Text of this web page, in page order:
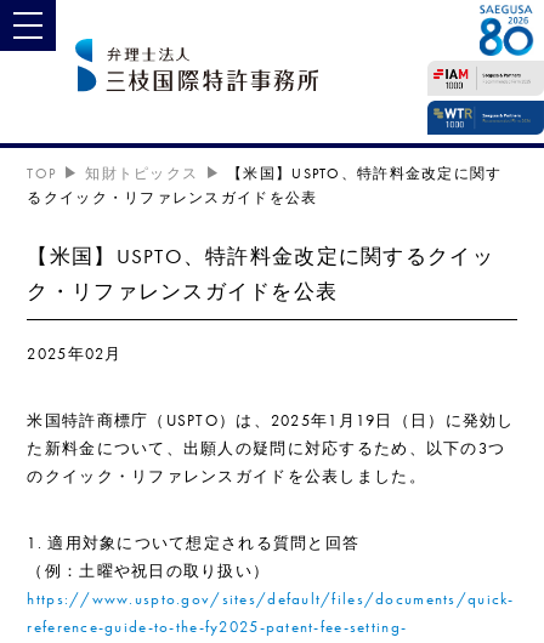
toggle navigation
TOP 知財トピックス
【米国】USPTO、特許料金改定に関す
るクイック・リファレンスガイドを公表
【米国】USPTO、特許料金改定に関するクイッ
ク・リファレンスガイドを公表
2025年02月
米国特許商標庁（USPTO）は、2025年1月19日（日）に発効し
た新料金について、出願人の疑問に対応するため、以下の3つ
のクイック・リファレンスガイドを公表しました。
1. 適用対象について想定される質問と回答
（例：土曜や祝日の取り扱い）
https://www.uspto.gov/sites/default/files/documents/quick-
reference-guide-to-the-fy2025-patent-fee-setting-